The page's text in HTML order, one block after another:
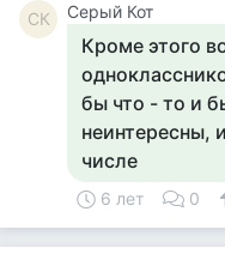
СК Серый Кот
Кроме этого
бы что - то и
неинтересны,
числе
6 лет 0